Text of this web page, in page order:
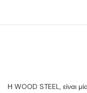
Η WOOD STEEL, είναι